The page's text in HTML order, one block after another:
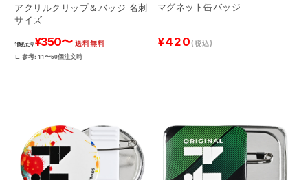
アクリルクリップ＆バッジ 名刺
サイズ
1個あたり ¥350〜 送料無料
∟ 参考: 11〜50個注文時
マグネット缶バッジ
¥420(税込)